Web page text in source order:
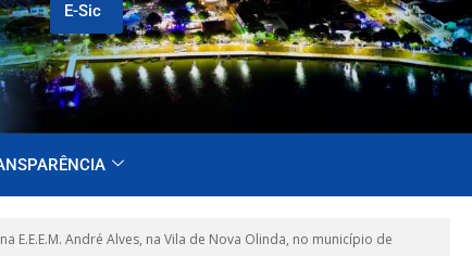
E-Sic
E.E.E.M. André Alves, na Vila de Nova Olinda, no município de